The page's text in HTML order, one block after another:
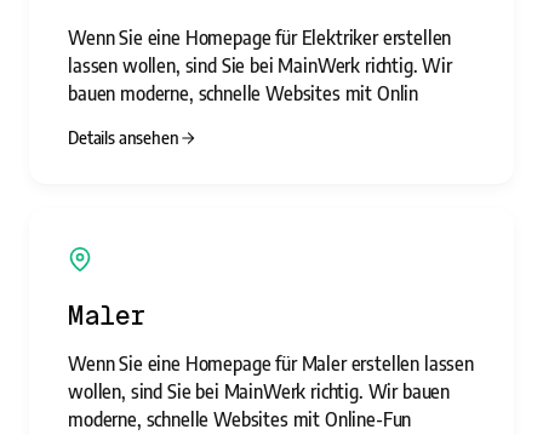
Wenn Sie eine Homepage für Elektriker erstellen
lassen wollen, sind Sie bei MainWerk richtig. Wir
bauen moderne, schnelle Websites mit Onlin
Details ansehen
Maler
Wenn Sie eine Homepage für Maler erstellen lassen
wollen, sind Sie bei MainWerk richtig. Wir bauen
moderne, schnelle Websites mit Online-Fun